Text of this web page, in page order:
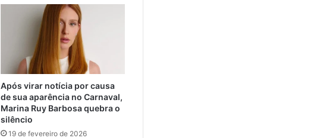
Após virar notícia por causa
de sua aparência no Carnaval,
Marina Ruy Barbosa quebra o
silêncio
19 de fevereiro de 2026